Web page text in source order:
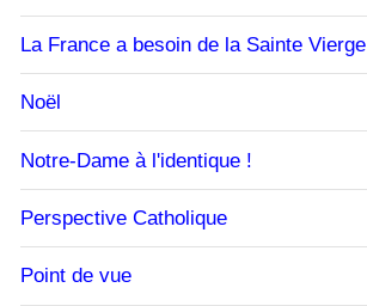
La France a besoin de la Sainte Vierge
Noël
Notre-Dame à l'identique !
Perspective Catholique
Point de vue